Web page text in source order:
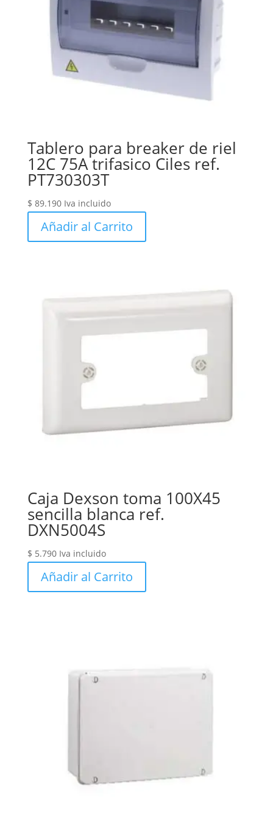
Tablero para breaker de riel
12C 75A trifasico Ciles ref.
PT730303T
$ 89.190 Iva incluido
Añadir al Carrito
Caja Dexson toma 100X45
sencilla blanca ref.
DXN5004S
$ 5.790 Iva incluido
Añadir al Carrito